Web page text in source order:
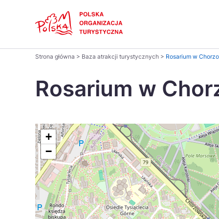
Parki narodowe
na
stronie
Português
Україна
Strona główna > Baza atrakcji turystycznych > Rosarium w
Rosarium w
+
−